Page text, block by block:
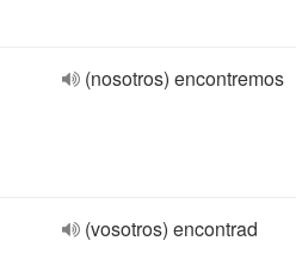
(nosotros) encontremos
(vosotros) encontrad